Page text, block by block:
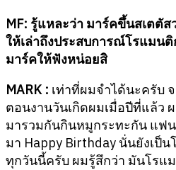
MF: รู้แหละว่า มาร์คขึ้นสเตตั
ให้เล่าถึงประสบการณ์โรแมน
มาร์คให้ฟังหน่อยสิ
MARK : เท่าที่ผมจำได้นะครับ
ตอนงานวันเกิดผมเมื่อปีที่แล้ว
มารวมกันกินหมูกระทะกัน แฟ
มา Happy Birthday นั่นยังเป็
ทุกวันนี้ครับ ผมรู้สึกว่า มันโรแ